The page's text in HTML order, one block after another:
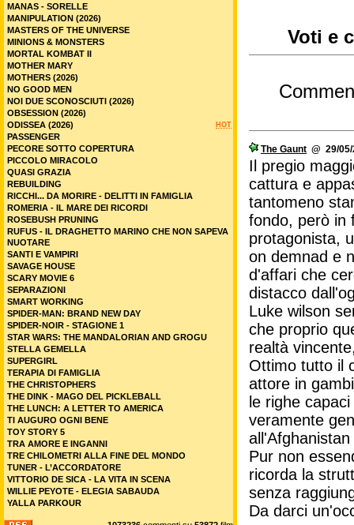
Voti e
The Gaunt @ 29/
Il pregio
cattura e
tantomeno
fondo, però in
protagonista,
on demnad e
d'affari che
distacco
Luke wilson
che proprio
realtà
Ottimo tutto il
attore in
le righe
veramente
Pur non
ricorda la
senza
Da darci
MANAS - SORELLE
MANIPULATION (2026)
MASTERS OF THE UNIVERSE
MINIONS & MONSTERS
MORTAL KOMBAT II
MOTHER MARY
MOTHERS (2026)
NO GOOD MEN
NOI DUE SCONOSCIUTI (2026)
OBSESSION (2026)
HOT
ODISSEA (2026)
PASSENGER
PECORE SOTTO COPERTURA
PICCOLO MIRACOLO
QUASI GRAZIA
REBUILDING
RICCHI... DA MORIRE - DELITTI IN FAMIGLIA
ROMERIA - IL MARE DEI RICORDI
ROSEBUSH PRUNING
RUFUS - IL DRAGHETTO MARINO CHE NON SAPEVA
NUOTARE
SANTI E VAMPIRI
SAVAGE HOUSE
SCARY MOVIE 6
SEPARAZIONI
SMART WORKING
SPIDER-MAN: BRAND NEW DAY
SPIDER-NOIR - STAGIONE 1
STAR WARS: THE MANDALORIAN AND GROGU
STELLA GEMELLA
SUPERGIRL
TERAPIA DI FAMIGLIA
THE CHRISTOPHERS
THE DINK - MAGO DEL PICKLEBALL
THE LUNCH: A LETTER TO AMERICA
TI AUGURO OGNI BENE
TOY STORY 5
TRA AMORE E INGANNI
TRE CHILOMETRI ALLA FINE DEL MONDO
TUNER - L’ACCORDATORE
VITTORIO DE SICA - LA VITA IN SCENA
WILLIE PEYOTE - ELEGIA SABAUDA
YALLA PARKOUR